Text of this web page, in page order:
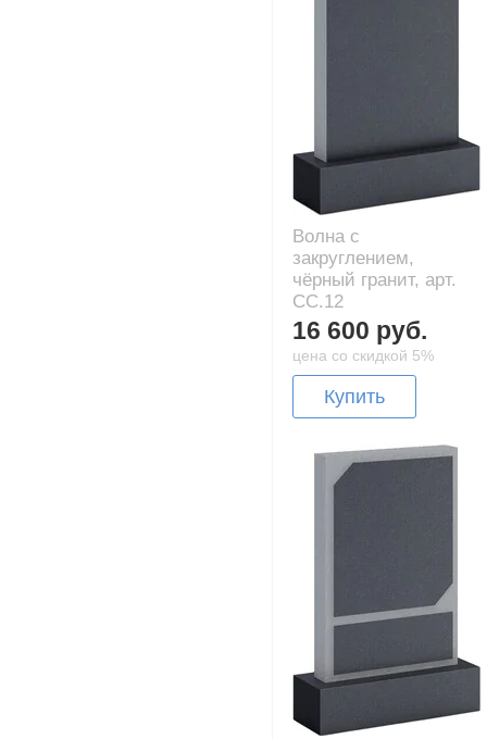
Волна с
закруглением,
чёрный гранит, арт.
CC.12
16 600 руб.
цена со скидкой 5%
Купить